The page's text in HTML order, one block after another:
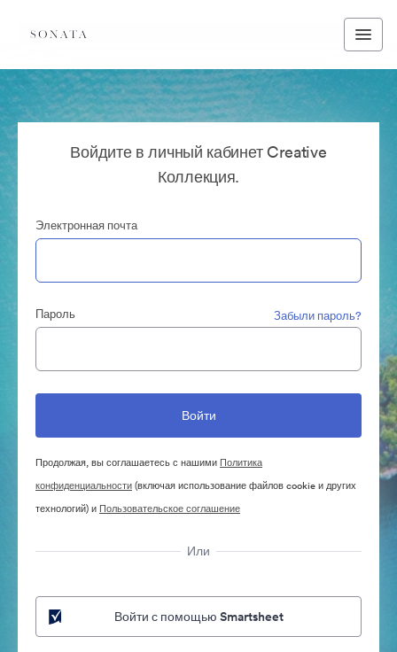
Войдите в личный кабинет Creative
Коллекция.
Электронная почта
Пароль Забыли пароль?
Продолжая, вы соглашаетесь с нашими Политика
конфиденциальности(включая использование файлов cookie и других
технологий) и Пользовательское соглашение
Или
Войти с помощью Smartsheet